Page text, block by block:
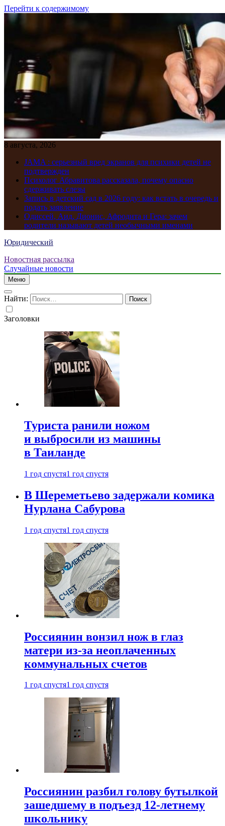
Перейти к содержимому
8 августа, 2026
JAMA : серьезный вред экранов для психики детей не
подтвержден
Психолог Абравитова рассказала, почему опасно
сдерживать слезы
Запись в детский сад в 2026 году: как встать в очередь и
подать заявление
Одиссей, Аид, Дионис, Афродита и Гера: зачем
родители называют детей необычными именами
Юридический
Новостная рассылка
Случайные новости
Меню
Найти:
Заголовки
Туриста ранили ножом
и выбросили из машины
в Таиланде
1 год спустя1 год спустя
В Шереметьево задержали комика
Нурлана Сабурова
1 год спустя1 год спустя
Россиянин вонзил нож в глаз
матери из-за неоплаченных
коммунальных счетов
1 год спустя1 год спустя
Россиянин разбил голову бутылкой
зашедшему в подъезд 12-летнему
школьнику